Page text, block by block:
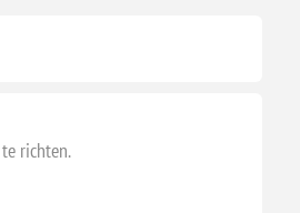
richten.